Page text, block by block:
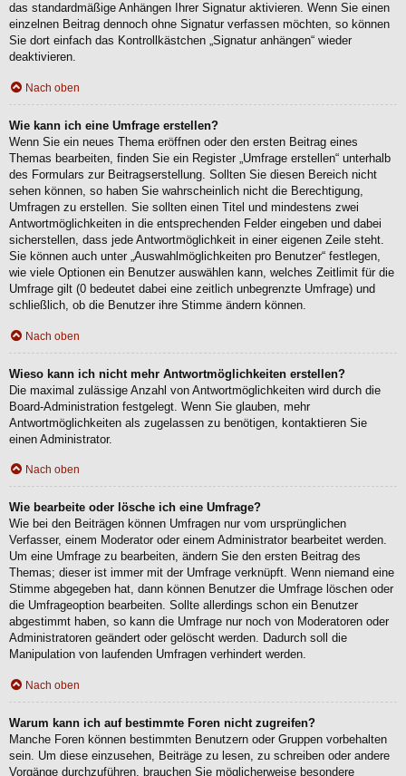
das standardmäßige Anhängen Ihrer Signatur aktivieren. Wenn Sie einen
einzelnen Beitrag dennoch ohne Signatur verfassen möchten, so können
Sie dort einfach das Kontrollkästchen „Signatur anhängen“ wieder
deaktivieren.
Nach oben
Wie kann ich eine Umfrage erstellen?
Wenn Sie ein neues Thema eröffnen oder den ersten Beitrag eines
Themas bearbeiten, finden Sie ein Register „Umfrage erstellen“ unterhalb
des Formulars zur Beitragserstellung. Sollten Sie diesen Bereich nicht
sehen können, so haben Sie wahrscheinlich nicht die Berechtigung,
Umfragen zu erstellen. Sie sollten einen Titel und mindestens zwei
Antwortmöglichkeiten in die entsprechenden Felder eingeben und dabei
sicherstellen, dass jede Antwortmöglichkeit in einer eigenen Zeile steht.
Sie können auch unter „Auswahlmöglichkeiten pro Benutzer“ festlegen,
wie viele Optionen ein Benutzer auswählen kann, welches Zeitlimit für die
Umfrage gilt (0 bedeutet dabei eine zeitlich unbegrenzte Umfrage) und
schließlich, ob die Benutzer ihre Stimme ändern können.
Nach oben
Wieso kann ich nicht mehr Antwortmöglichkeiten erstellen?
Die maximal zulässige Anzahl von Antwortmöglichkeiten wird durch die
Board-Administration festgelegt. Wenn Sie glauben, mehr
Antwortmöglichkeiten als zugelassen zu benötigen, kontaktieren Sie
einen Administrator.
Nach oben
Wie bearbeite oder lösche ich eine Umfrage?
Wie bei den Beiträgen können Umfragen nur vom ursprünglichen
Verfasser, einem Moderator oder einem Administrator bearbeitet werden.
Um eine Umfrage zu bearbeiten, ändern Sie den ersten Beitrag des
Themas; dieser ist immer mit der Umfrage verknüpft. Wenn niemand eine
Stimme abgegeben hat, dann können Benutzer die Umfrage löschen oder
die Umfrageoption bearbeiten. Sollte allerdings schon ein Benutzer
abgestimmt haben, so kann die Umfrage nur noch von Moderatoren oder
Administratoren geändert oder gelöscht werden. Dadurch soll die
Manipulation von laufenden Umfragen verhindert werden.
Nach oben
Warum kann ich auf bestimmte Foren nicht zugreifen?
Manche Foren können bestimmten Benutzern oder Gruppen vorbehalten
sein. Um diese einzusehen, Beiträge zu lesen, zu schreiben oder andere
Vorgänge durchzuführen, brauchen Sie möglicherweise besondere